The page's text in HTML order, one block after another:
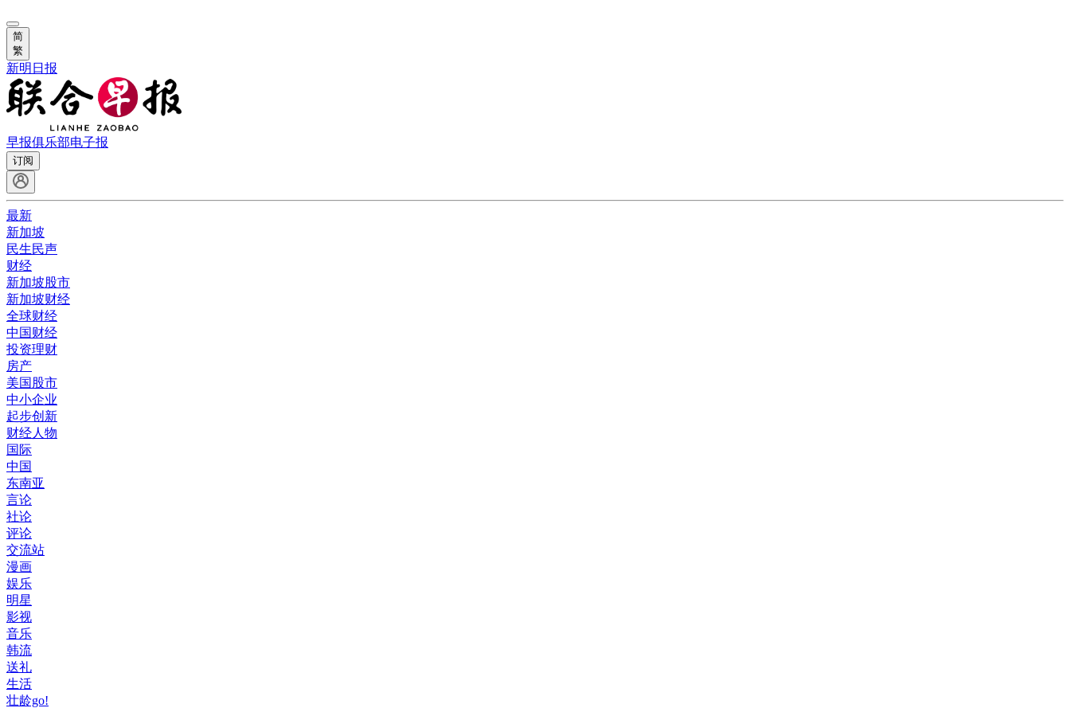
简
繁
新明日报
早报俱乐部电子报
订阅
最新
新加坡
民生民声
财经
新加坡股市
新加坡财经
全球财经
中国财经
投资理财
房产
美国股市
中小企业
起步创新
财经人物
国际
中国
东南亚
言论
社论
评论
交流站
漫画
娱乐
明星
影视
音乐
韩流
送礼
生活
壮龄go!